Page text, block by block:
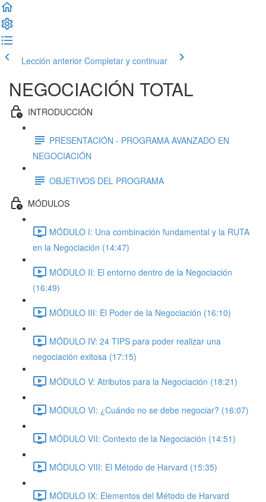
Lección anterior Completar y continuar
NEGOCIACIÓN TOTAL
INTRODUCCIÓN
PRESENTACIÓN - PROGRAMA AVANZADO EN
NEGOCIACIÓN
OBJETIVOS DEL PROGRAMA
MÓDULOS
MÓDULO I: Una combinación fundamental y la RUTA
en la Negociación (14:47)
MÓDULO II: El entorno dentro de la Negociación
(16:49)
MÓDULO III: El Poder de la Negociación (16:10)
MÓDULO IV: 24 TIPS para poder realizar una
negociación exitosa (17:15)
MÓDULO V: Atributos para la Negociación (18:21)
MÓDULO VI: ¿Cuándo no se debe negociar? (16:07)
MÓDULO VII: Contexto de la Negociación (14:51)
MÓDULO VIII: El Método de Harvard (15:35)
MÓDULO IX: Elementos del Método de Harvard